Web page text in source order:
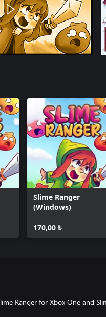
Slime Ranger
(Windows)
170,00 ₺
Ranger for Xbox One and